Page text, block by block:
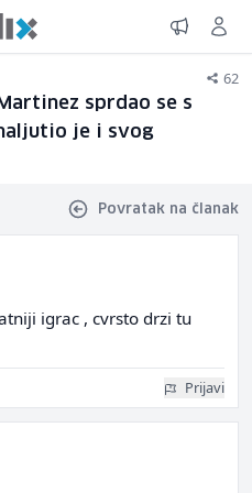
62
sprdao se s
je i svog
Povratak na članak
igrac , cvrsto drzi tu
Prijavi